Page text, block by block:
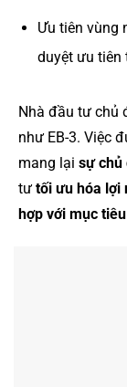
Ưu tiên vùng
duyệt ưu tiên
Nhà đầu tư chủ
như EB-3. Việc
mang lại sự chủ
tư tối ưu hóa lợi
hợp với mục